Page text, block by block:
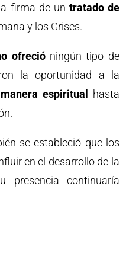
firma de un tratado de
y los Grises.
ofrecióningún tipo de
la oportunidad a la
manera espiritual
hasta
se estableció que los
en el desarrollo de la
presencia continuaría